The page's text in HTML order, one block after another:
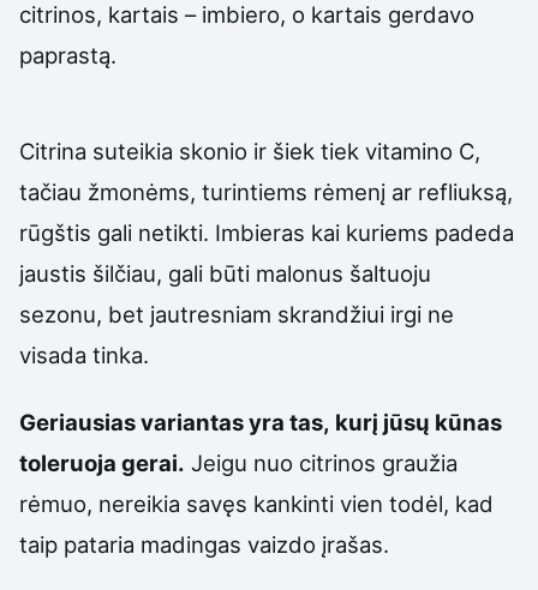
citrinos, kartais – imbiero, o kartais gerdavo
paprastą.
Citrina suteikia skonio ir šiek tiek vitamino C,
tačiau žmonėms, turintiems rėmenį ar refliuksą,
rūgštis gali netikti. Imbieras kai kuriems padeda
jaustis šilčiau, gali būti malonus šaltuoju
sezonu, bet jautresniam skrandžiui irgi ne
visada tinka.
Geriausias variantas yra tas, kurį jūsų kūnas
toleruoja gerai. Jeigu nuo citrinos graužia
rėmuo, nereikia savęs kankinti vien todėl, kad
taip pataria madingas vaizdo įrašas.